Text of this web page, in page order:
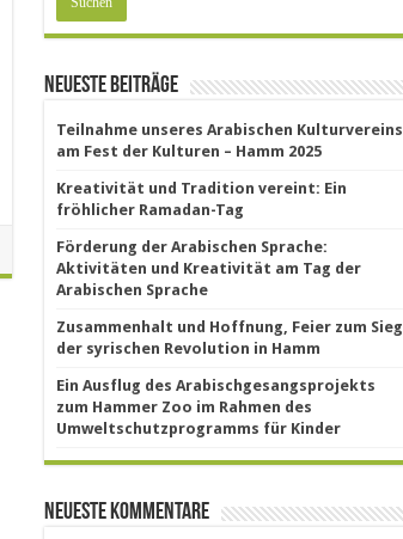
Neueste Beiträge
Teilnahme unseres Arabischen Kulturvereins
am Fest der Kulturen – Hamm 2025
Kreativität und Tradition vereint: Ein
fröhlicher Ramadan-Tag
Förderung der Arabischen Sprache:
Aktivitäten und Kreativität am Tag der
Arabischen Sprache
Zusammenhalt und Hoffnung, Feier zum Sieg
der syrischen Revolution in Hamm
Ein Ausflug des Arabischgesangsprojekts
zum Hammer Zoo im Rahmen des
Umweltschutzprogramms für Kinder
Neueste Kommentare